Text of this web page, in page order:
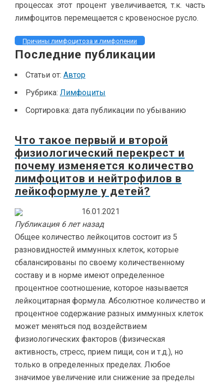
процессах этот процент увеличивается, т.к. часть
лимфоцитов перемещается с кровеносное русло.
Причины лимфоцитоза и лимфопении
Последние публикации
Статьи от: Автор
Рубрика: Лимфоциты
Сортировка: дата публикации по убыванию
Что такое первый и второй
физиологический перекрест и
почему изменяется количество
лимфоцитов и нейтрофилов в
лейкоформуле у детей?
16.01.2021
Публикация 6 лет назад
Общее количество лейкоцитов состоит из 5
разновидностей иммунных клеток, которые
сбалансированы по своему количественному
составу и в норме имеют определенное
процентное соотношение, которое называется
лейкоцитарная формула. Абсолютное количество и
процентное содержание разных иммунных клеток
может меняться под воздействием
физиологических факторов (физическая
активность, стресс, прием пищи, сон и т.д.), но
только в определенных пределах. Любое
значимое увеличение или снижение за пределы